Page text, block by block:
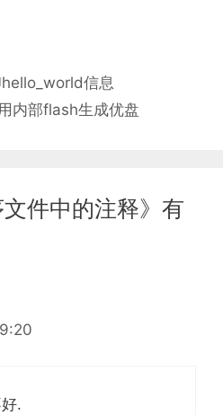
信息
内部flash生成优盘
文件中的注释》有
.